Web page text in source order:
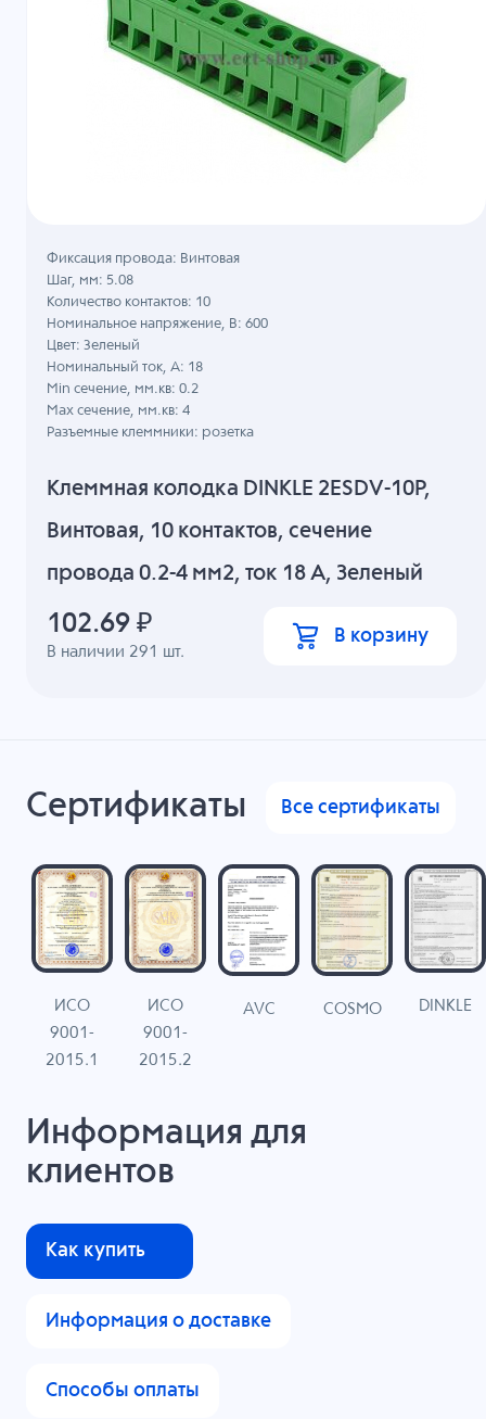
Клеммная колодка DINKLE 2ESDV-10P,
Винтовая, 10 контактов, сечение
провода 0.2-4 мм2, ток 18 A, Зеленый
В наличии 291 шт.
Фиксация провода: Винтовая
Шаг, мм: 5.08
Количество контактов: 10
Номинальное напряжение, B: 600
Цвет: Зеленый
Номинальный ток, А: 18
Min сечение, мм.кв: 0.2
Max сечение, мм.кв: 4
Разъемные клеммники: розетка
102.69 ₽ В корзину
Сертификаты Все сертификаты
ИСО
9001-
2015.1
ИСО
9001-
2015.2
AVC COSMO DINKLE
Информация для
клиентов
Как купить
Информация о доставке
Способы оплаты